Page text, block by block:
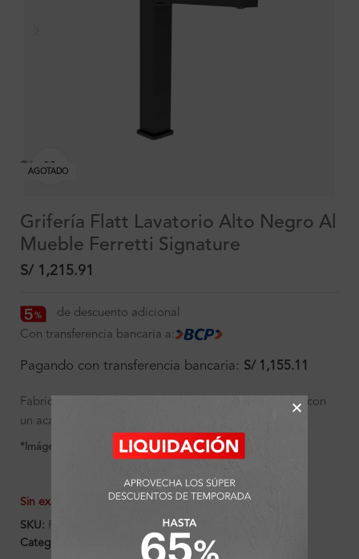
AGOTADO
Grifería Flatt Lavatorio Alto Negro Al
Mueble Ferretti Signature
S/ 1,215.91
de descuento adicional
Con transferencia bancaria a:
Pagando con transferencia bancaria: S/ 1,155.11
Fabricado en bronce pesado para máxima duración y con
un acabado cromado de máxima calidad.
*Imágenes referenciales
Sin existencias
SKU: FA8021
Categorías:
Baño , Baño ,